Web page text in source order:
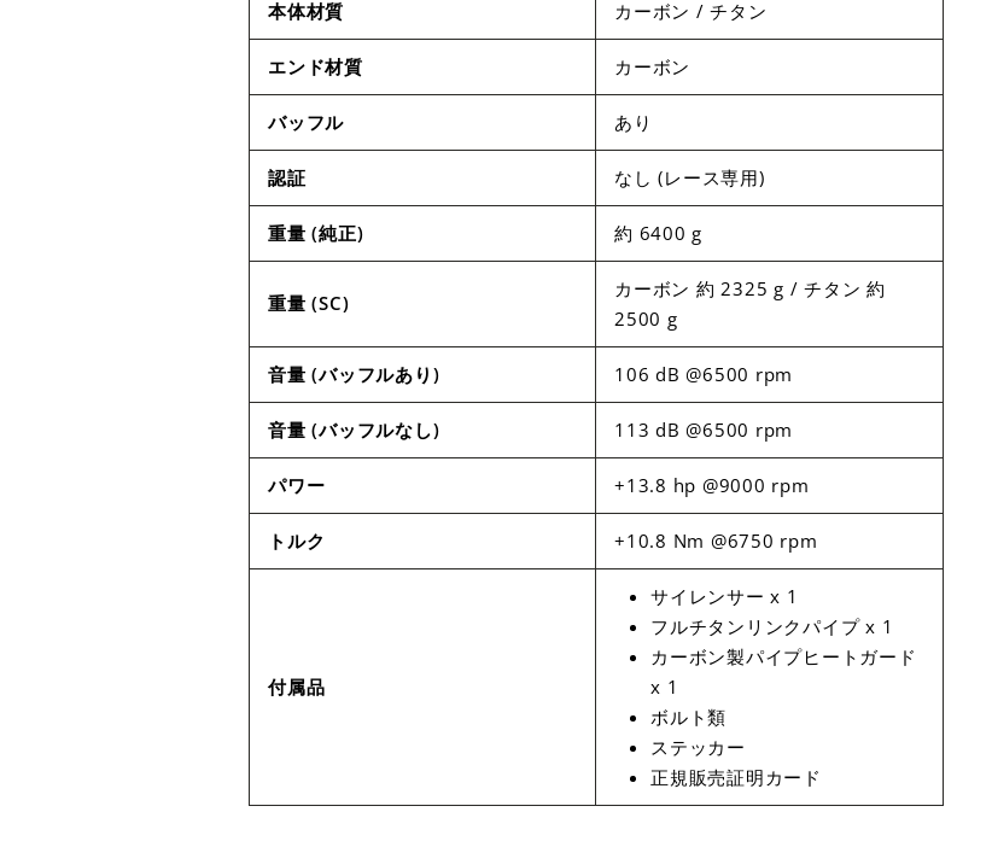
本体材質 カーボン / チタン
エンド材質 カーボン
バッフル あり
認証 なし (レース専用)
重量 (純正) 約 6400 g
重量 (SC)
カーボン 約 2325 g / チタン 約
2500 g
音量 (バッフルあり) 106 dB @6500 rpm
音量 (バッフルなし) 113 dB @6500 rpm
パワー +13.8 hp @9000 rpm
トルク +10.8 Nm @6750 rpm
付属品
サイレンサー x 1
フルチタンリンクパイプ x 1
カーボン製パイプヒートガード
x 1
ボルト類
ステッカー
正規販売証明カード